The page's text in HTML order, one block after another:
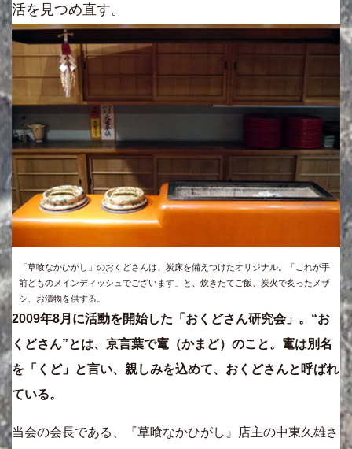
活を見つめ直す。
「草喰なかひがし」のおくどさんは、炭床を備えつけたオリジナル。「これが手
前どものメインディッシュでございます」と、炊きたてご飯、炭火で炙ったメザ
シ、お漬物を供する。
2009年8月に活動を開始した「おくどさん研究会」。“お
くどさん”とは、京言葉で竃（かまど）のこと。竃は別名
を「くど」と言い、親しみを込めて、おくどさんと呼ばれ
ている。
当会の会長である、『草喰なかひがし』店主の中東久雄さ